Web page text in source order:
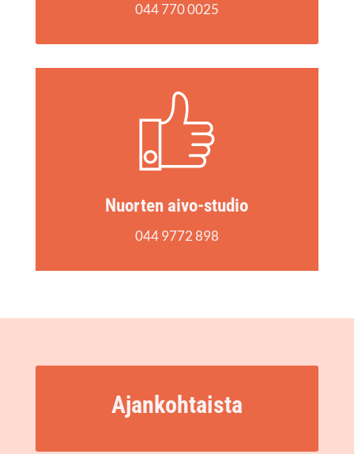
044 770 0025
Nuor­ten aivo-studio
044 9772 898
Ajan­koh­tais­ta